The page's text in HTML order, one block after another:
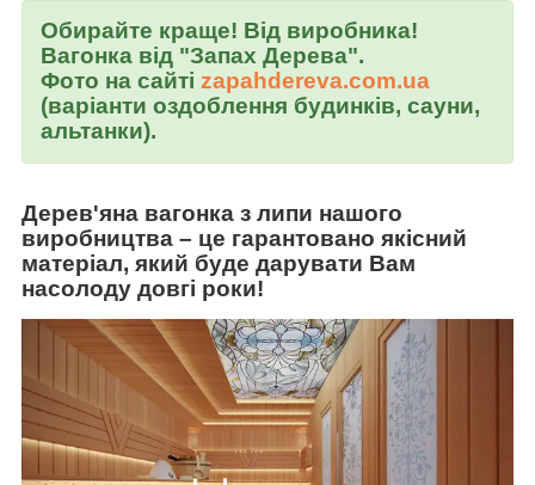
Обирайте краще! Від виробника!
Вагонка від "Запах Дерева".
Фото на сайті zapahdereva.com.ua
(варіанти оздоблення будинків, сауни,
альтанки).
Дерев'яна вагонка з липи нашого
виробництва – це гарантовано якісний
матеріал, який буде дарувати Вам
насолоду довгі роки!